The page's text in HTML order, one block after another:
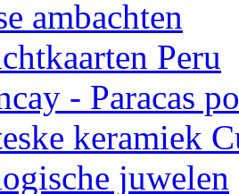
ambachten
Peru
- Paracas
keramiek
juwelen